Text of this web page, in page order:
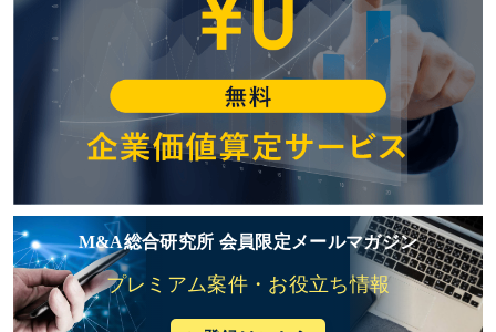
M&A総合研究所 会員限定メールマガジン
プレミアム案件・お役立ち情報